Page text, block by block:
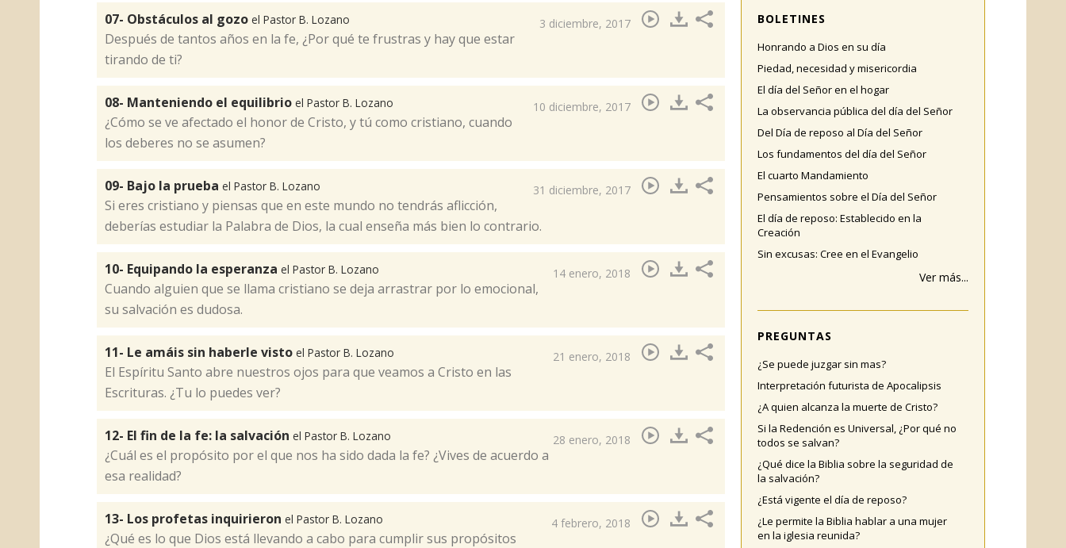
07- Obstáculos al gozo el Pastor B. Lozano 3 diciembre, 2017
Después de tantos años en la fe, ¿Por qué te frustras y hay que estar
tirando de ti?​
08- Manteniendo el equilibrio el Pastor B. Lozano 10 diciembre, 2017
¿Cómo se ve afectado el honor de Cristo, y tú como cristiano, cuando
los deberes no se asumen?​
09- Bajo la prueba el Pastor B. Lozano 31 diciembre, 2017
Si eres cristiano y piensas que en este mundo no tendrás aflicción,
deberías estudiar la Palabra de Dios, la cual enseña más bien lo contrario.​
10- Equipando la esperanza el Pastor B. Lozano 14 enero, 2018
​Cuando alguien que se llama cristiano se deja arrastrar por lo emocional,
su salvación es dudosa.
11- Le amáis sin haberle visto el Pastor B. Lozano 21 enero, 2018
El Espíritu Santo abre nuestros ojos para que veamos a Cristo en las
Escrituras. ¿Tu lo puedes ver?​
12- El fin de la fe: la salvación el Pastor B. Lozano 28 enero, 2018
¿Cuál es el propósito por el que nos ha sido dada la fe? ¿Vives de acuerdo a
esa realidad?​
13- Los profetas inquirieron el Pastor B. Lozano 4 febrero, 2018
¿Qué es lo que Dios está llevando a cabo para cumplir sus propósitos
BOLETINES
Honrando a Dios en su día
Piedad, necesidad y misericordia
El día del Señor en el hogar
La observancia pública del día del Señor
Del Día de reposo al Día del Señor
Los fundamentos del día del Señor
El cuarto Mandamiento
Pensamientos sobre el Día del Señor
El día de reposo: Establecido en la
Creación
Sin excusas: Cree en el Evangelio
Ver más...
PREGUNTAS
¿Se puede juzgar sin mas?
Interpretación futurista de Apocalipsis
¿A quien alcanza la muerte de Cristo?
Si la Redención es Universal, ¿Por qué no
todos se salvan?
¿Qué dice la Biblia sobre la seguridad de
la salvación?
¿Está vigente el día de reposo?
¿Le permite la Biblia hablar a una mujer
en la iglesia reunida?